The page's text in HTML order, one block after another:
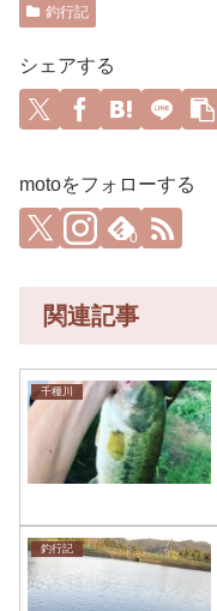
釣行記
シェアする
motoをフォローする
0
関連記事
千種川
釣行記